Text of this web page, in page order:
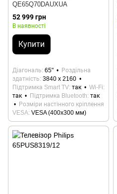
QE65Q70DAUXUA
52 999 грн
В наявності
Купити
Діагональ 65"
Роздільна
здатність 3840 x 2160
Підтримка Smart TV так
Wi-Fi
так
Підтримка Bluetooth так
Розміри настінного кріплення
VESA VESA (400x300 мм)